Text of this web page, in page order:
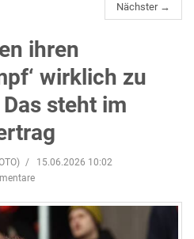
Nächster →
ihren
wirklich zu
steht im
15.06.2026 10:02